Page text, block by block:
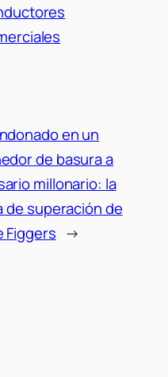
en un
de basura a
millonario: la
de superación de
Figgers →